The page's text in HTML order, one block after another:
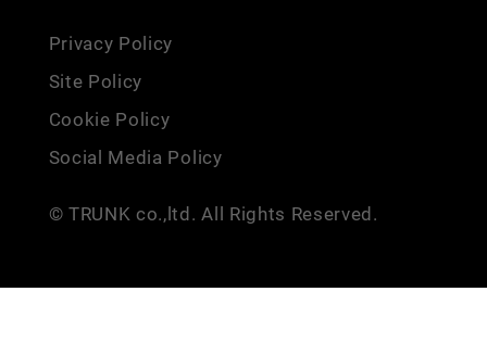
Privacy Policy
Site Policy
Cookie Policy
Social Media Policy
© TRUNK co.,ltd. All Rights Reserved.